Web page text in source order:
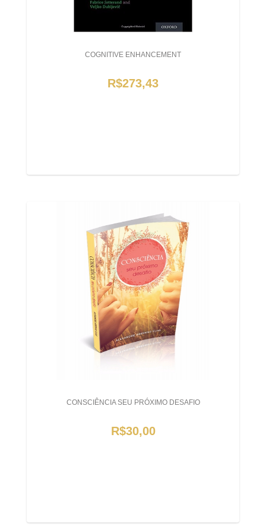
COGNITIVE ENHANCEMENT
R$273,43
CONSCIÊNCIA SEU PRÓXIMO DESAFIO
R$30,00